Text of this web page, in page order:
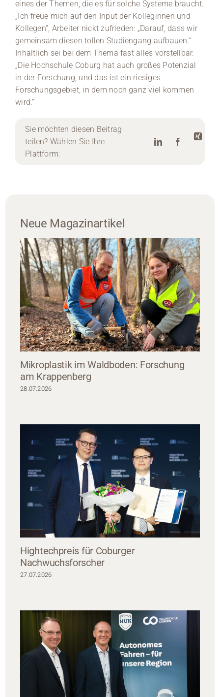
eines der Themen, die es für solche Systeme braucht.
„Ich freue mich auf den Input der Kolleginnen und
Kollegen“, Arbeiter nickt zufrieden: „Darauf, dass wir
gemeinsam diesen tollen Studiengang aufbauen.“
Inhaltlich sei bei dem Thema fast alles vorstellbar.
„Die Hochschule Coburg hat auch großes Potenzial
in der Forschung, und das ist ein riesiges
Forschungsgebiet, in dem noch ganz viel kommen
wird.“
Sie möchten diesen Beitrag
teilen? Wählen Sie Ihre
Plattform:
Neue Magazinartikel
Mikroplastik im Waldboden: Forschung
am Krappenberg
28.07.2026
Hightechpreis für Coburger
Nachwuchsforscher
27.07.2026